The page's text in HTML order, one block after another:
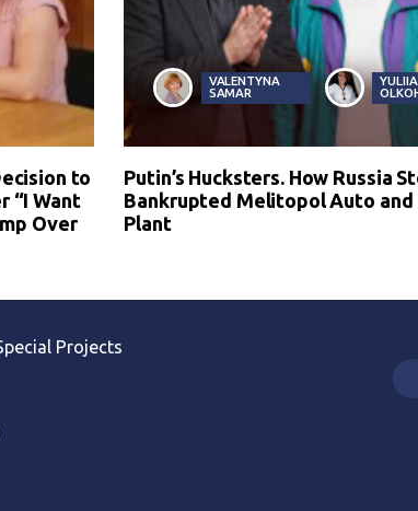
to
“I Want
Over
VALENTYNA
SAMAR
YULIIA
Putin’s Hucksters. How Russia
Bankrupted Melitopol Auto and
Plant
Projects